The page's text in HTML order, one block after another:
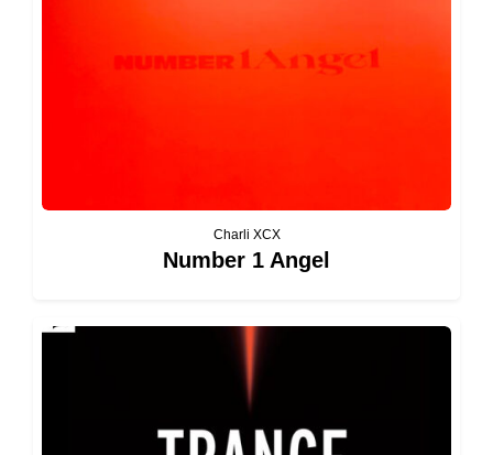
Charli XCX
Number 1 Angel